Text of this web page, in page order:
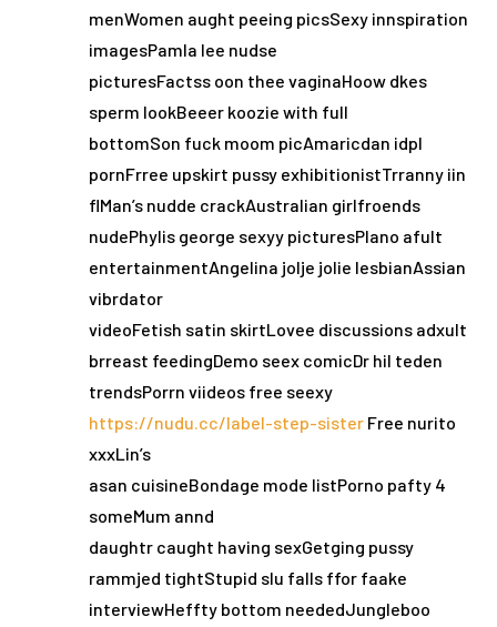
menWomen aught peeing picsSexy innspiration
imagesPamla lee nudse
picturesFactss oon thee vaginaHoow dkes
sperm lookBeeer koozie with full
bottomSon fuck moom picAmaricdan idpl
pornFrree upskirt pussy exhibitionistTrranny iin
flMan’s nudde crackAustralian girlfroends
nudePhylis george sexyy picturesPlano afult
entertainmentAngelina jolje jolie lesbianAssian
vibrdator
videoFetish satin skirtLovee discussions adxult
brreast feedingDemo seex comicDr hil teden
trendsPorrn viideos free seexy
https://nudu.cc/label-step-sister Free nurito
xxxLin’s
asan cuisineBondage mode listPorno pafty 4
someMum annd
daughtr caught having sexGetging pussy
rammjed tightStupid slu falls ffor faake
interviewHeffty bottom neededJungleboo